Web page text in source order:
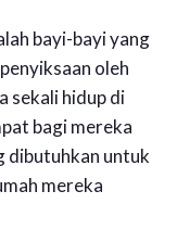
bayi-bayi yang
oleh
sekali hidup di
bagi mereka
dibutuhkan untuk
mereka